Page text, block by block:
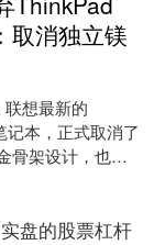
取消独立镁
想最新的
记本，正式取消了
骨架设计，也
200....
实盘的股票杠杆